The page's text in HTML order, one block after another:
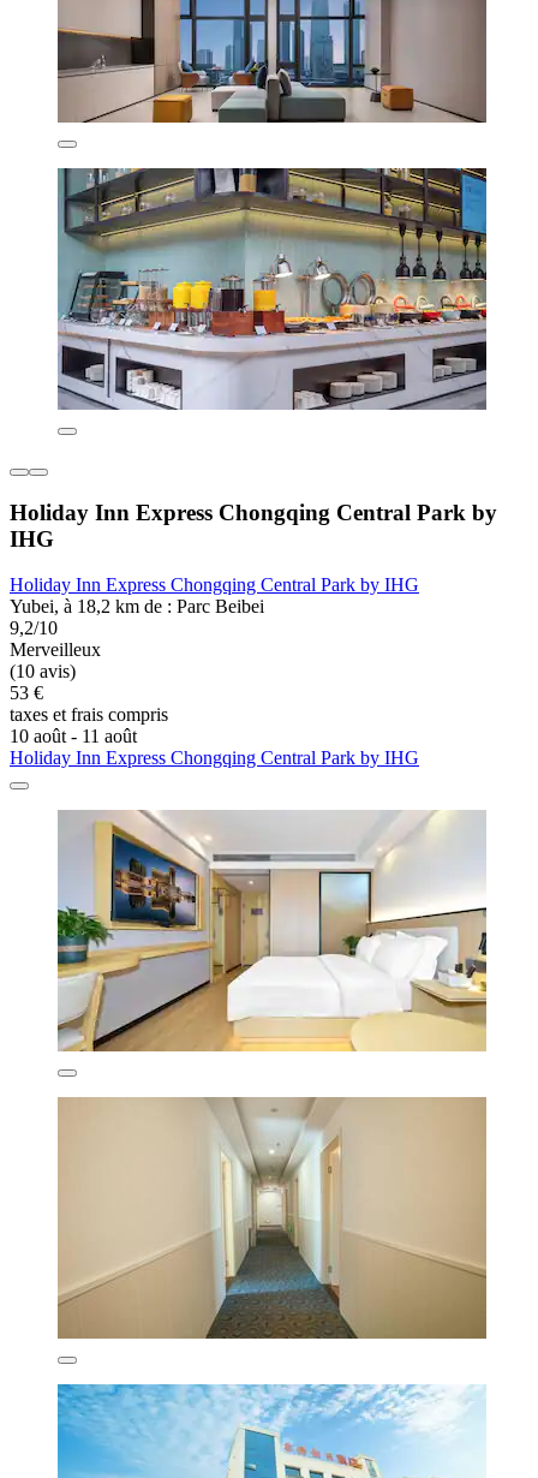
Holiday Inn Express Chongqing Central Park by
IHG
Holiday Inn Express Chongqing Central Park by IHG
Yubei, à 18,2 km de : Parc Beibei
9,2/10
Merveilleux
(10 avis)
53 €
taxes et frais compris
10 août - 11 août
Holiday Inn Express Chongqing Central Park by IHG